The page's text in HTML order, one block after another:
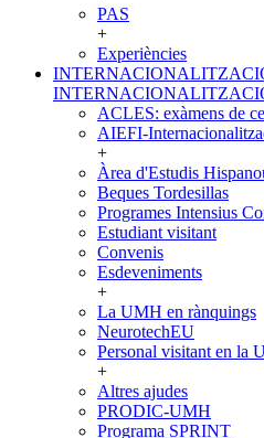
PAS
+
Experiències
ACLES: exàmens de
AIEFI-
+
Àrea d'Estudis
Beques Tordesillas
Programes Intensius
Estudiant visitant
Convenis
Esdeveniments
+
La UMH en rànquings
NeurotechEU
Personal visitant en la
+
Altres ajudes
PRODIC-UMH
Programa SPRINT